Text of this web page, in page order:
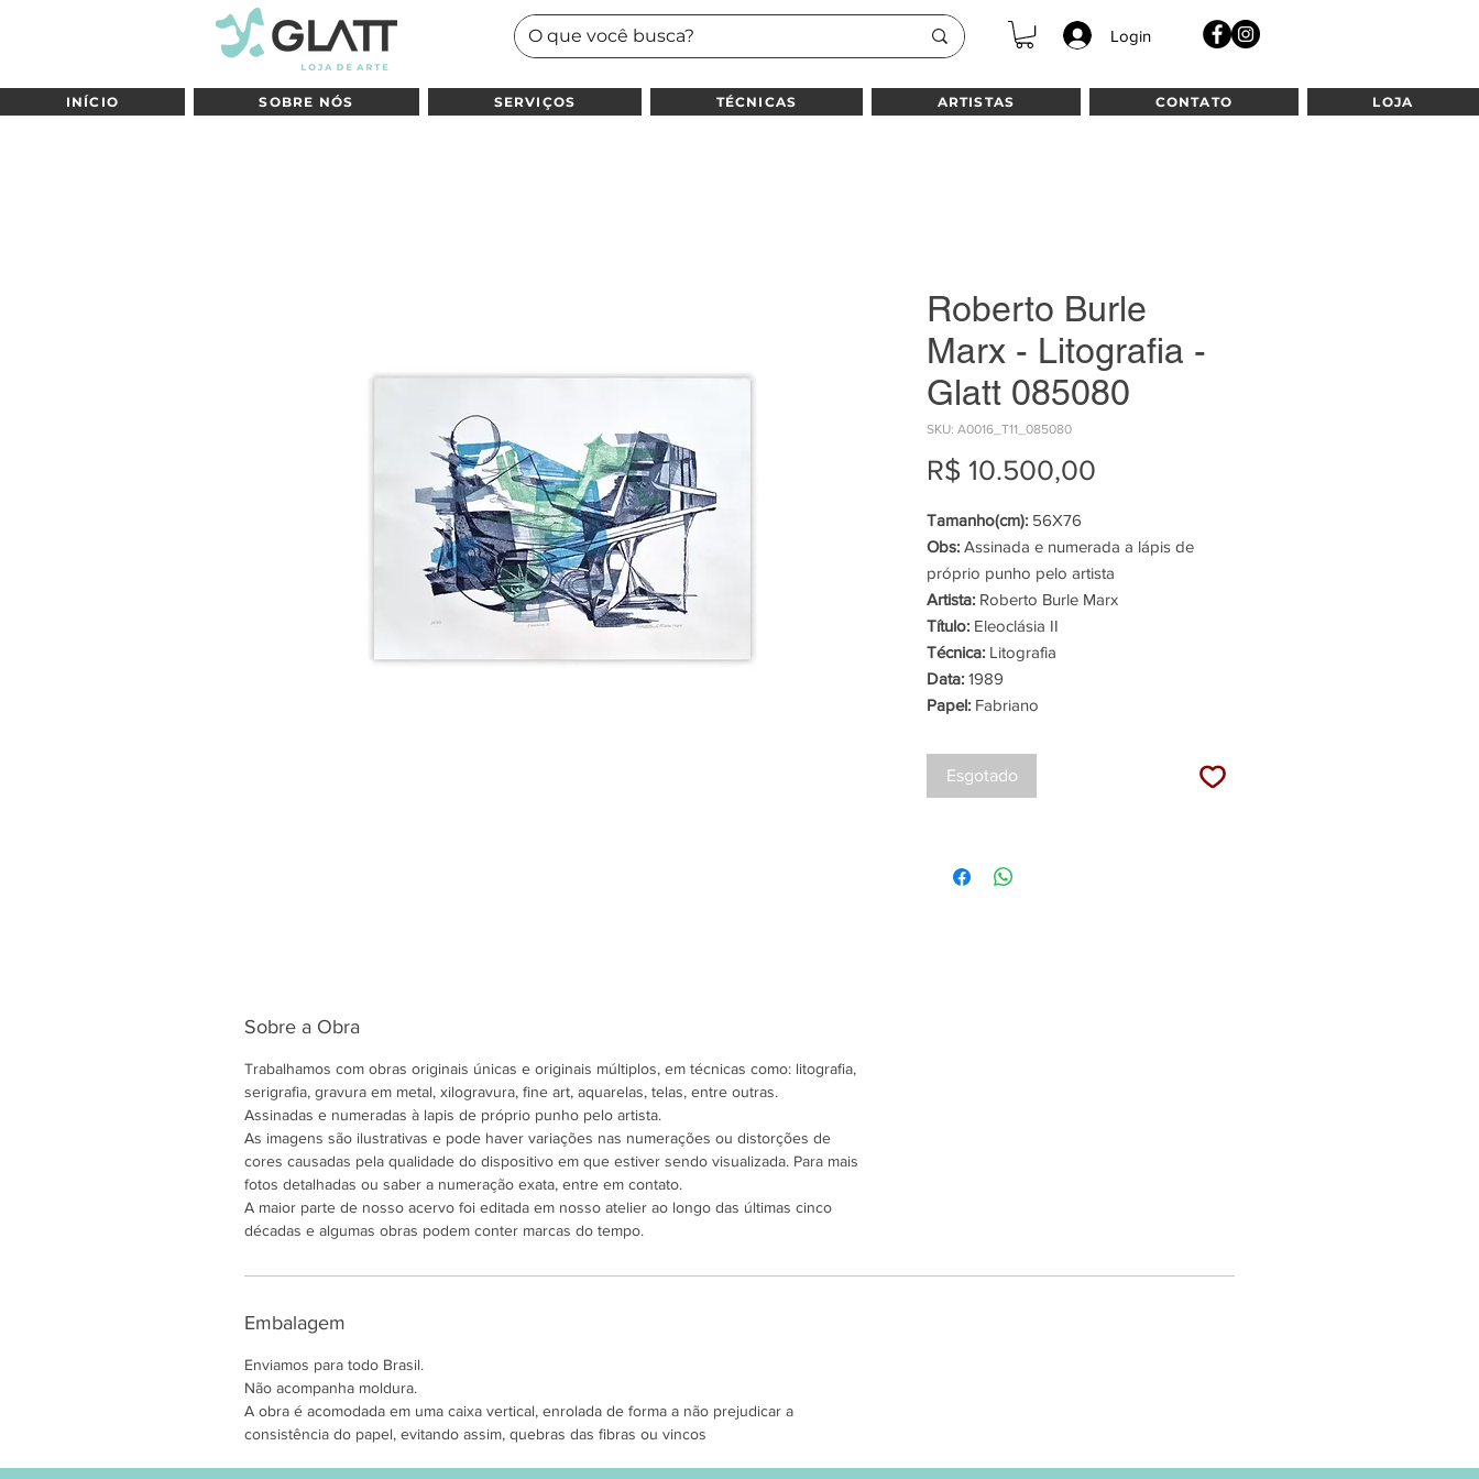
Login
INÍCIO SOBRE NÓS SERVIÇOS TÉCNICAS ARTISTAS CONTATO LOJA
Roberto Burle
Marx - Litografia -
Glatt 085080
SKU: A0016_T11_085080
R$ 10.500,00
Tamanho(cm): 56X76
Obs: Assinada e numerada a lápis de
próprio punho pelo artista
Artista: Roberto Burle Marx
Título: Eleoclásia II
Técnica: Litografia
Data: 1989
Papel: Fabriano
Esgotado
Sobre a Obra
Trabalhamos com obras originais únicas e originais múltiplos, em técnicas como: litografia,
serigrafia, gravura em metal, xilogravura, fine art, aquarelas, telas, entre outras.
Assinadas e numeradas à lapis de próprio punho pelo artista.
As imagens são ilustrativas e pode haver variações nas numerações ou distorções de
cores causadas pela qualidade do dispositivo em que estiver sendo visualizada. Para mais
fotos detalhadas ou saber a numeração exata, entre em contato.
A maior parte de nosso acervo foi editada em nosso atelier ao longo das últimas cinco
décadas e algumas obras podem conter marcas do tempo.
Embalagem
Enviamos para todo Brasil.
Não acompanha moldura.
A obra é acomodada em uma caixa vertical, enrolada de forma a não prejudicar a
consistência do papel, evitando assim, quebras das fibras ou vincos